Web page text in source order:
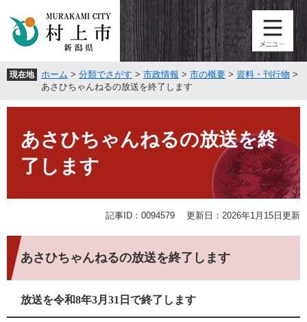
頭
す
飛
し
現在地 ホーム > 分類でさがす > 市政情報 > 市の概要 > 資料・刊行物 >
あさひちゃんねるの放送を終了します
あさひちゃんねるの放送を終
了します
記事ID：0094579 更新日：2026年1月15日更新
あさひちゃんねるの放送を終了します
放送を令和8年3月31日で終了します